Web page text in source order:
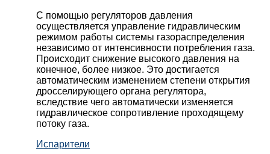
С помощью регуляторов давления
осуществляется управление гидравлическим
режимом работы системы газораспределения
независимо от интенсивности потребления газа.
Происходит снижение высокого давления на
конечное, более низкое. Это достигается
автоматическим изменением степени открытия
дросселирующего органа регулятора,
вследствие чего автоматически изменяется
гидравлическое сопротивление проходящему
потоку газа.
Испарители